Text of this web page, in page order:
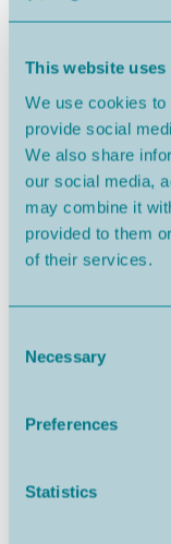
This website uses
We use cookies
provide social
We also share
our social media,
may combine it
provided to them
of their services.
Selection
Necessary
Preferences
Statistics
route uit te
betekenis.
Hier bent u in het
authentieke
het beroemdste
levenstempo.
Een
de
dan 20jaar
stap begeleid, van
huis in Portugal.
Portugal te kopen,
vaste gids
Eén team. Eén